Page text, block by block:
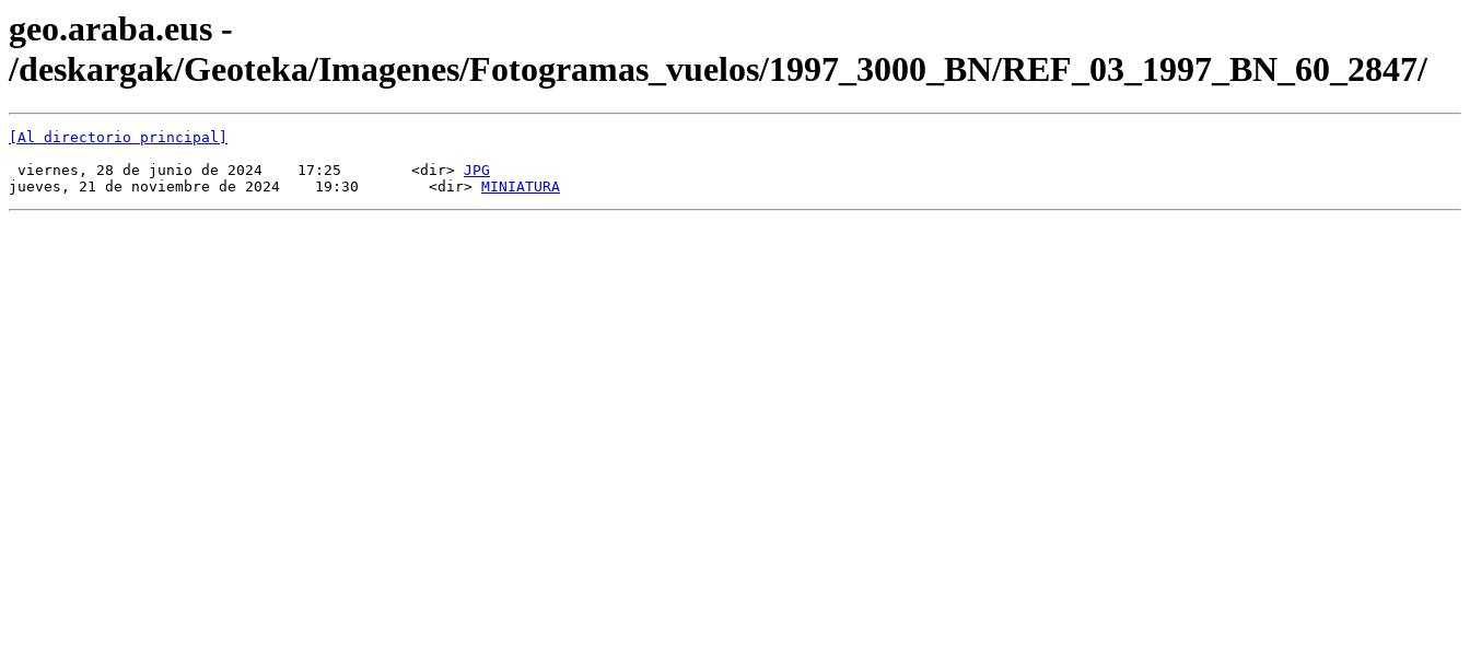
geo.araba.eus -
/deskargak/Geoteka/Imagenes/Fotogramas_vuelos/1997_3000_BN/REF_03_1997_BN_60_2847/
[Al directorio principal]
viernes, 28 de junio de 2024    17:25        <dir> JPG
jueves, 21 de noviembre de 2024    19:30        <dir> MINIATURA